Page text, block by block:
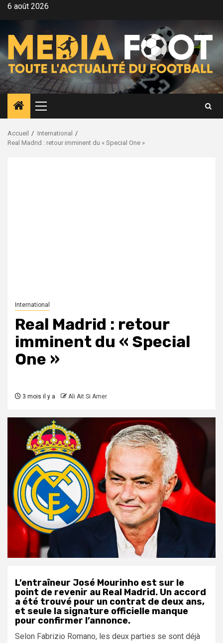
Aller6 août 2026
Menu
principal
Accueil
International
Real Madrid : retour imminent du « Special One »
International
Real Madrid : retour
imminent du « Special
One »
3 mois il y a Ali Ait Si Amer
L’entraîneur José Mourinho est sur le
point de revenir au Real Madrid. Un accord
a été trouvé pour un contrat de deux ans,
et seule la signature officielle manque
pour confirmer l’annonce.
Selon Fabrizio Romano, les deux parties se sont déjà